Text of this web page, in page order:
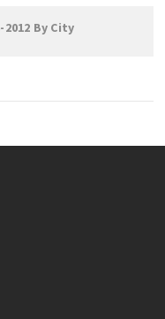
2012 By City